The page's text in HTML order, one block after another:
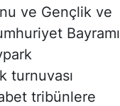
ve Gençlik ve
Bayramı
turnuvası
tribünlere